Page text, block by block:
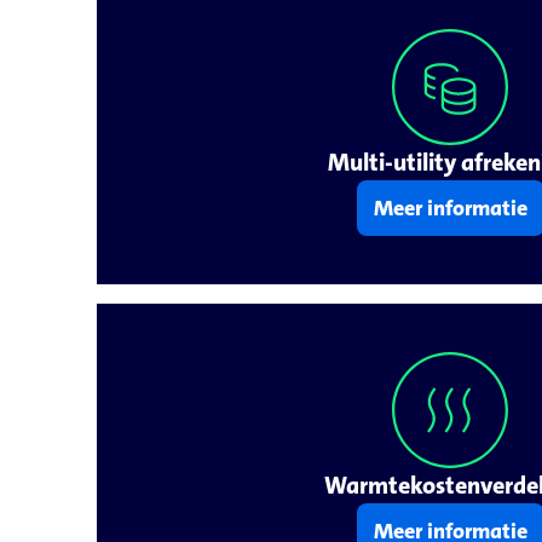
Multi-utility
Meer informatie
Meer informatie